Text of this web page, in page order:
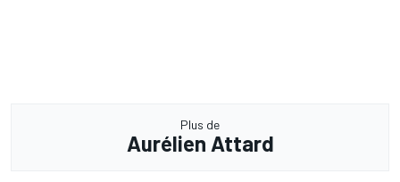
Plus de
Aurélien Attard